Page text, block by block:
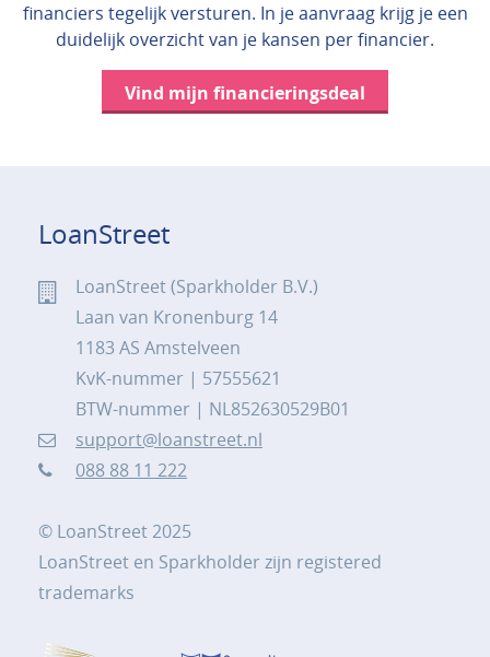
financiers tegelijk versturen. In je aanvraag krijg je een
duidelijk overzicht van je kansen per financier.
Vind mijn financieringsdeal
LoanStreet
LoanStreet (Sparkholder B.V.)
Laan van Kronenburg 14
1183 AS Amstelveen
KvK-nummer | 57555621
BTW-nummer | NL852630529B01
support@loanstreet.nl
088 88 11 222
© LoanStreet 2025
LoanStreet en Sparkholder zijn registered
trademarks